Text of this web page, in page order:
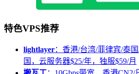
特色VPS推荐
lightlayer：香港/台湾/菲律宾/泰
国，云服务器$25/年，独服$59/月